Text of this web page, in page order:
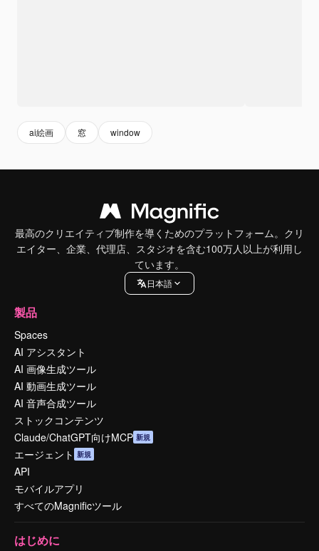
ai絵画 窓 window
最高のクリエイティブ制作を導くためのプラットフォーム。クリ
エイター、企業、代理店、スタジオを含む100万人以上が利用し
ています。
日本語
製品
Spaces
AI アシスタント
AI 画像生成ツール
AI 動画生成ツール
AI 音声合成ツール
ストックコンテンツ
Claude/ChatGPT向けMCP 新規
エージェント 新規
API
モバイルアプリ
すべてのMagnificツール
はじめに